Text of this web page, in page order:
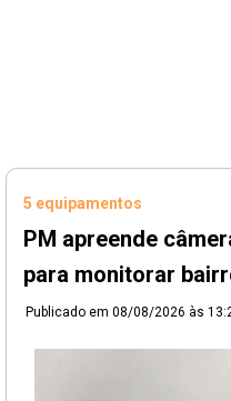
5 equipamentos
PM apreende
para monitorar
Publicado em 08/08/2026 às